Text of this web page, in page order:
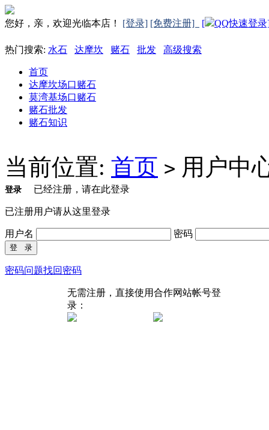
您好，亲，欢迎光临本店！ [登录] [免费注册] [ QQ快速登
热门搜索: 水石 达摩坎 赌石 批发 高级搜索
首页
达摩坎场口赌石
莫湾基场口赌石
赌石批发
赌石知识
当前位置: 首页 > 用户中
登录 已经注册，请在此登录
已注册用户请从这里登录
用户名 密码
密码问题找回密码
无需注册，直接使用合作网站帐号登
录：